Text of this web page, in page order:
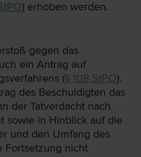
) erhoben werden.
gegen das
ein Antrag auf
(§ 108 StPO).
des Beschuldigten das
der Tatverdacht nach
sowie in Hinblick auf die
und den Umfang des
Fortsetzung nicht